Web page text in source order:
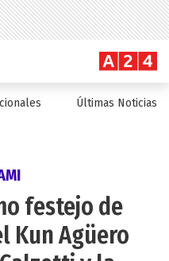
Últimas Noticias
festejo de
Kun Agüero